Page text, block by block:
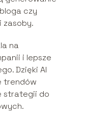
czy
zasoby.
na
i lepsze
Dzięki AI
trendów
strategii do